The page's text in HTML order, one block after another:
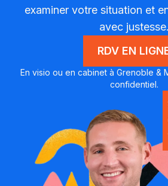
examiner votre situation et
avec justesse.
RDV EN
En visio ou en cabinet à Grenoble &
confidentiel.